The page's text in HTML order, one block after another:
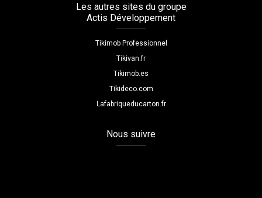
Les autres sites du groupe
Actis Développement
Tikimob Professionnel
Tikivan.fr
Tikimob.es
Tikideco.com
Lafabriqueducarton.fr
Nous suivre